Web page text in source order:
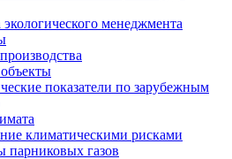
менеджмента
показатели по зарубежным
климатическими рисками
парниковых газов